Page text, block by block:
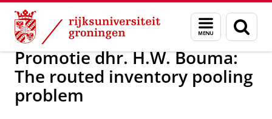
Skip
Content
Skip
Navigation
Menu
en
zoeken
Over ons Actueel Nieuws
Promotie dhr. H.W. Bouma:
The routed inventory pooling
problem